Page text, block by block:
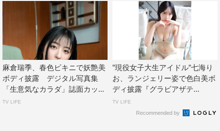
麻倉瑞季、春色ビキニで妖艶美
ボディ披露 デジタル写真集
「生意気なカラダ」誌面カッ...
TV LIFE
”現役女子大生アイドル”七海り
お、ランジェリー姿で色白美ボ
ディ披露『グラビアザテ...
TV LIFE
Recommended by